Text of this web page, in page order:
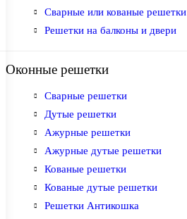
Сварные или кованые решетки
Решетки на балконы и двери
Оконные решетки
Сварные решетки
Дутые решетки
Ажурные решетки
Ажурные дутые решетки
Кованые решетки
Кованые дутые решетки
Решетки Антикошка